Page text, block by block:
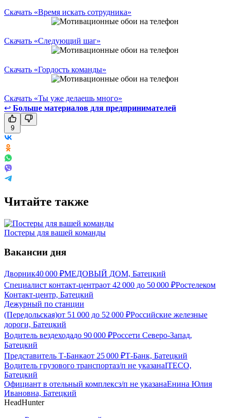
Скачать «Время искать сотрудника»
Скачать «Следующий шаг»
Скачать «Гордость команды»
Скачать «Ты уже делаешь много»
↩ Больше материалов для предпринимателей
9
Читайте также
Постеры для вашей команды
Вакансии дня
Дворник40 000 ₽МЕДОВЫЙ ДОМ, Батецкий
Специалист контакт-центраот 42 000 до 50 000 ₽Ростелеком
Контакт-центр, Батецкий
Дежурный по станции
(Передольская)от 51 000 до 52 000 ₽Российские железные
дороги, Батецкий
Водитель вездеходадо 90 000 ₽Россети Северо-Запад,
Батецкий
Представитель Т-Банкаот 25 000 ₽Т-Банк, Батецкий
Водитель грузового транспортаз/п не указанаITECO,
Батецкий
Официант в отельный комплексз/п не указанаЕнина Юлия
Ивановна, Батецкий
HeadHunter